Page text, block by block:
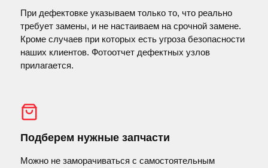
При дефектовке указываем только то, что реально
требует замены, и не настаиваем на срочной замене.
Кроме случаев при которых есть угроза безопасности
наших клиентов. Фотоотчет дефектных узлов
прилагается.
Подберем нужные запчасти
Можно не заморачиваться с самостоятельным